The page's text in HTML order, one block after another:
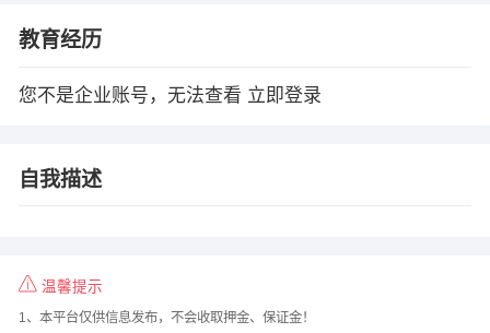
教育经历
您不是企业账号，无法查看 立即登录
自我描述
温馨提示
1、本平台仅供信息发布，不会收取押金、保证金！